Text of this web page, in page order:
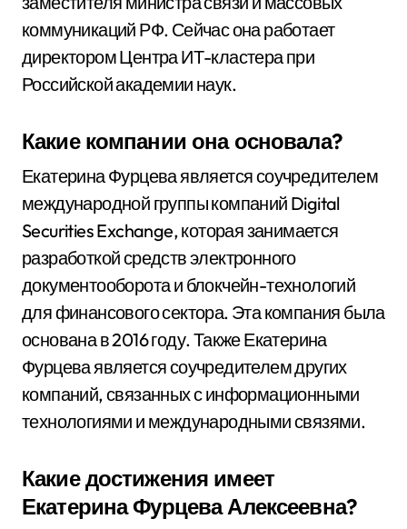
коммуникаций РФ. Сейчас она работает
директором Центра ИТ-кластера при
Российской академии наук.
Какие компании она основала?
Екатерина Фурцева является соучредителем
международной группы компаний Digital
Securities Exchange, которая занимается
разработкой средств электронного
документооборота и блокчейн-технологий
для финансового сектора. Эта компания была
основана в 2016 году. Также Екатерина
Фурцева является соучредителем других
компаний, связанных с информационными
технологиями и международными связями.
Какие достижения имеет
Екатерина Фурцева Алексеевна?